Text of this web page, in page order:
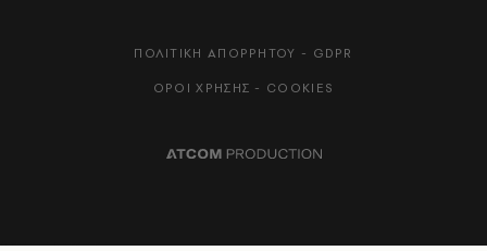
ΠΟΛΙΤΙΚΗ ΑΠΟΡΡΗΤΟΥ - GDPR
ΟΡΟΙ ΧΡΗΣΗΣ - COOKIES